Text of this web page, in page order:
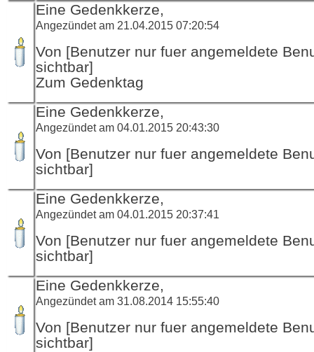
Eine Gedenkkerze,
Angezündet am 21.04.2015 07:20:54
Von [Benutzer nur fuer angemeldete
sichtbar]
Zum Gedenktag
Eine Gedenkkerze,
Angezündet am 04.01.2015 20:43:30
Von [Benutzer nur fuer angemeldete
sichtbar]
Eine Gedenkkerze,
Angezündet am 04.01.2015 20:37:41
Von [Benutzer nur fuer angemeldete
sichtbar]
Eine Gedenkkerze,
Angezündet am 31.08.2014 15:55:40
Von [Benutzer nur fuer angemeldete
sichtbar]